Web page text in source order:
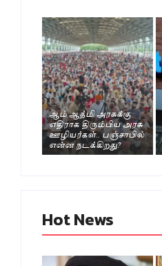
ஆம் ஆத்மி அரசுக்கு
எதிராக திரும்பிய அரசு
ஊழியர்கள்.. பஞ்சாபில்
என்ன நடக்கிறது?
Hot News